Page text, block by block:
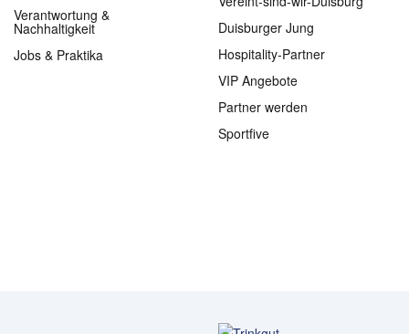
Verantwortung &
Nachhaltigkeit
Jobs & Praktika
Duisburger Jung
Hospitality-Partner
VIP Angebote
Partner werden
Sportfive